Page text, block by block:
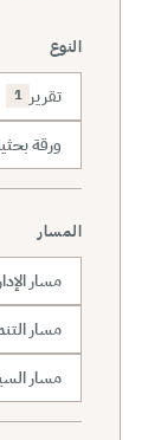
النوع
تقرير 1
ورقة
المسار
مسار
مسار
مسار